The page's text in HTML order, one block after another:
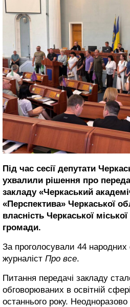
Під час сесії депутати
ухвалили рішення про
закладу «Черкаський
«Перспектива» Черкаської
власність Черкаської
громади.
За проголосували 44 народних
журналіст Про все.
Питання передачі закладу
обговорюваних в освітній
останнього року. Неодноразово